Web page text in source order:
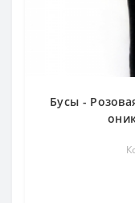
Бусы -